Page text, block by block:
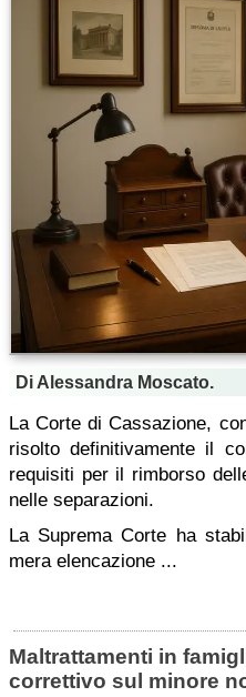
Di Alessandra Moscato.
La Corte di Cassazione,
risolto definitivamente il
requisiti per il rimborso
nelle separazioni.
La Suprema Corte ha
mera elencazione ...
Maltrattamenti in
correttivo sul minore